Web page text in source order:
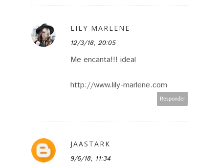
LILY MARLENE
12/3/18, 20:05
Me encanta!!! ideal
http://www.lily-marlene.com
Responder
JAASTARK
9/6/18, 11:34